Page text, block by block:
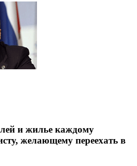
и жилье каждому
желающему переехать в